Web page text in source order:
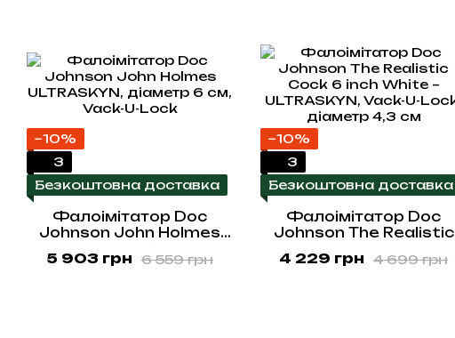
−10%
3
Безкоштовна доставка
Фалоімітатор Doc
Johnson John Holmes
см, Vack-U-Lock
6 559 грн
5 903 грн
−10%
3
Безкоштовна доставка
Фалоімітатор Doc
Johnson The Realistic
ULTRASKYN, Vack-U-
4 699 грн
4 229 грн